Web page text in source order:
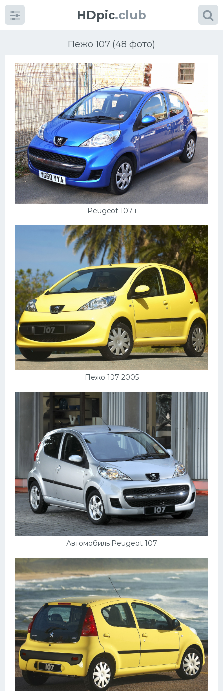
HDpic.club
Пежо 107 (48 фото)
Peugeot 107 i
Пежо 107 2005
Автомобиль Peugeot 107
Категории
Разное
Автомобили
Красивые фото машин
УРАЛ
Гараж
Русские авто
Вольво
БМВ
МАЗ
Сузуки
Фольксваген
Скания
Форд
Черри
Джили
Хавал
Инфинити
ЛУАЗ
Фиат
Ситроен
Субару
Опель
Подводные лодки
Митсубиси